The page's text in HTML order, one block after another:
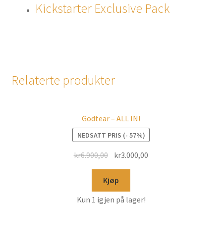
Kickstarter Exclusive Pack
Relaterte produkter
Godtear – ALL IN!
NEDSATT PRIS (- 57%)
kr6.900,00 kr3.000,00
Kjøp
Kun 1 igjen på lager!